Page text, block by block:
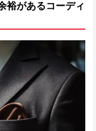
裕があるコーディ